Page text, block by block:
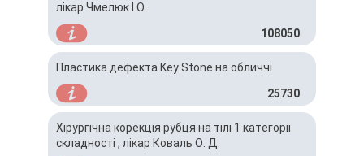
лікар Чмелюк І.О.
108050
Пластика дефекта Key Stone на обличчі
25730
Хірургічна корекція рубця на тілі 1 категоріі
складності , лікар Коваль О. Д.